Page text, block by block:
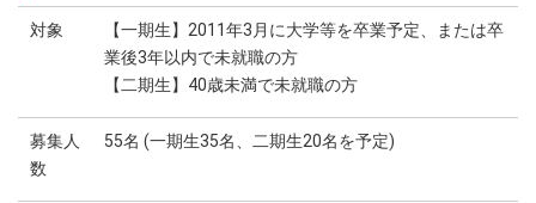
対象
【一期生】2011年3月に大学等を卒業予定、または卒
業後3年以内で未就職の方
【二期生】40歳未満で未就職の方
募集人
数
55名 (一期生35名、二期生20名を予定)